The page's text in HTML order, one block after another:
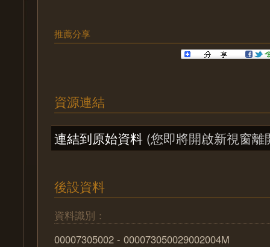
推薦分享
資源連結
連結到原始資料 (您即將開啟新視窗離
後設資料
資料識別：
00007305002 - 000073050029002004M